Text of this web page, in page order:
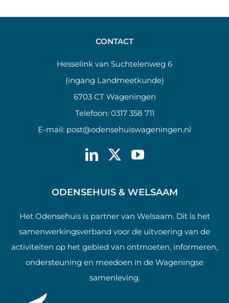
CONTACT
Hesselink van Suchtelenweg 6
(ingang Landmeetkunde)
6703 CT Wageningen
Telefoon: 0317 358 711
E-mail: post@odensehuiswageningen.nl
ODENSEHUIS & WELSAAM
Het Odensehuis is partner van Welsaam. Dit is het
samenwerkingsverband voor de uitvoering van de
activiteiten op het gebied van ontmoeten, informeren,
ondersteuning en meedoen in de Wageningse
samenleving.